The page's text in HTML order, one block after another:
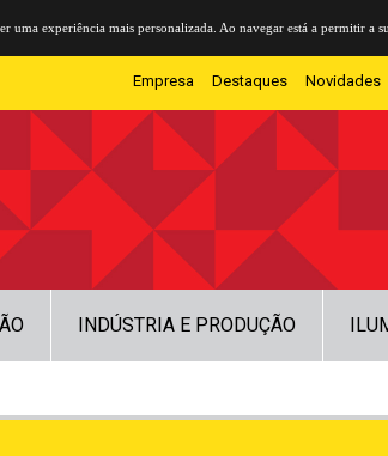
uma experiência mais personalizada. Ao navegar está a permitir a
Empresa Destaques Novidades
INDÚSTRIA E PRODUÇÃO